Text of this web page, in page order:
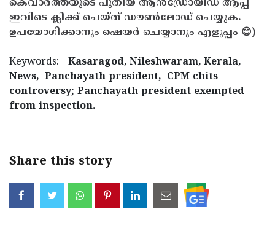
കെവാർത്തയുടെ പുതിയ ആൻഡ്രോയിഡ് ആപ്പ്
ഇവിടെ ക്ലിക്ക് ചെയ്ത് ഡൗൺലോഡ് ചെയ്യുക.
ഉപയോഗിക്കാനും ഷെയർ ചെയ്യാനും എളുപ്പം 😊)
Keywords: Kasaragod, Nileshwaram, Kerala,
News, Panchayath president, CPM chits
controversy; Panchayath president exempted
from inspection.
Share this story